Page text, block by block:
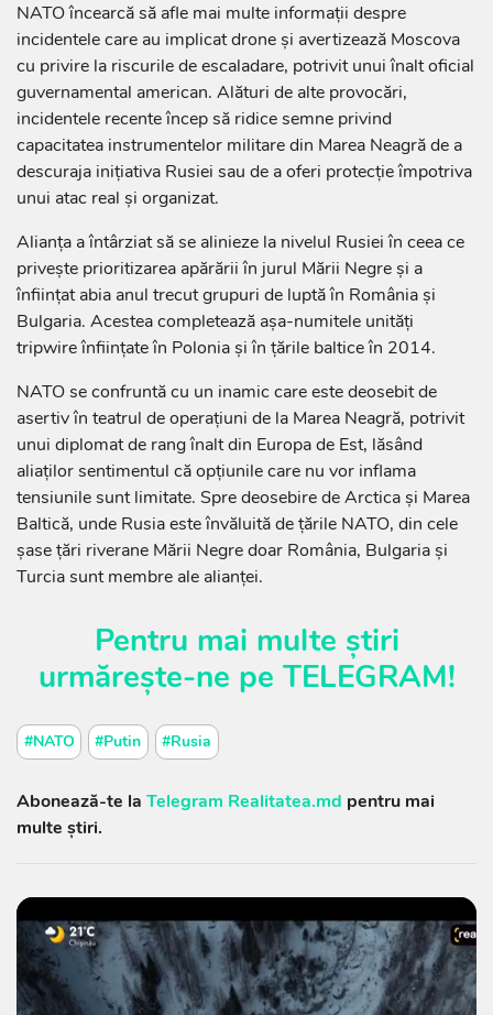
NATO încearcă să afle mai multe informaţii despre
incidentele care au implicat drone şi avertizează Moscova
cu privire la riscurile de escaladare, potrivit unui înalt oficial
guvernamental american. Alături de alte provocări,
incidentele recente încep să ridice semne privind
capacitatea instrumentelor militare din Marea Neagră de a
descuraja iniţiativa Rusiei sau de a oferi protecţie împotriva
unui atac real şi organizat.
Alianţa a întârziat să se alinieze la nivelul Rusiei în ceea ce
priveşte prioritizarea apărării în jurul Mării Negre şi a
înfiinţat abia anul trecut grupuri de luptă în România şi
Bulgaria. Acestea completează aşa-numitele unităţi
tripwire înfiinţate în Polonia şi în ţările baltice în 2014.
NATO se confruntă cu un inamic care este deosebit de
asertiv în teatrul de operaţiuni de la Marea Neagră, potrivit
unui diplomat de rang înalt din Europa de Est, lăsând
aliaţilor sentimentul că opţiunile care nu vor inflama
tensiunile sunt limitate. Spre deosebire de Arctica şi Marea
Baltică, unde Rusia este învăluită de ţările NATO, din cele
şase ţări riverane Mării Negre doar România, Bulgaria şi
Turcia sunt membre ale alianţei.
Pentru mai multe știri
urmărește-ne pe TELEGRAM!
#NATO #Putin #Rusia
Abonează-te la Telegram Realitatea.md pentru mai
multe știri.